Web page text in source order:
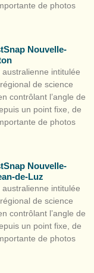
de photos
du littoral tout en
[…]
Nouvelle-
australienne intitulée
de science
contrôlant l’angle de
un point fixe, de
de photos
du littoral tout en
[…]
Nouvelle-
de-Luz
australienne intitulée
de science
contrôlant l’angle de
un point fixe, de
de photos
du littoral tout en